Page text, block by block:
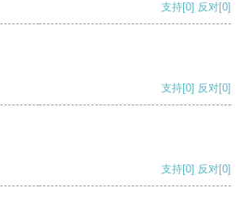
支持[0] 反对[0]
支持[0] 反对[0]
支持[0] 反对[0]